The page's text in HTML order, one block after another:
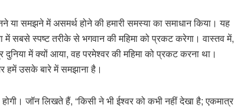
समझने में असमर्थ होने की हमारी समस्या का समाधान किया। यह
सबसे स्पष्ट तरीके से भगवान की महिमा को प्रकट करेगा। वास्तव में,
में क्यों आया, वह परमेश्वर की महिमा को प्रकट करना था।
हमें उसके बारे में समझाना है।
जॉन लिखते हैं, “किसी ने भी ईश्वर को कभी नहीं देखा है; एकमात्र